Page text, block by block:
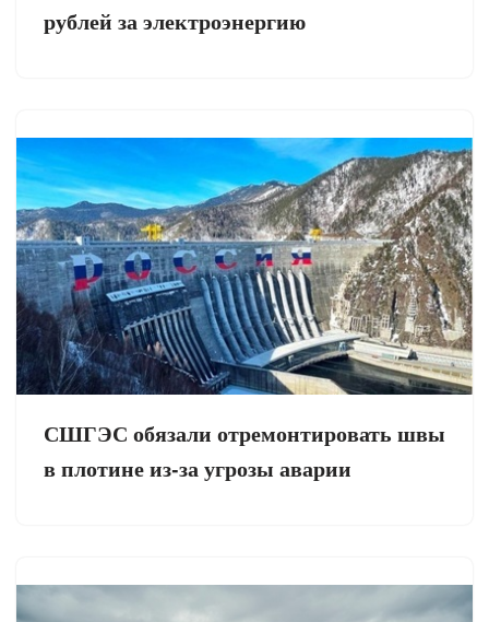
рублей за электроэнергию
СШГЭС обязали отремонтировать швы
в плотине из-за угрозы аварии